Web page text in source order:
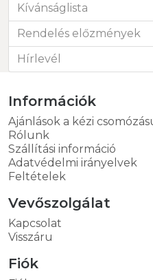
Kívánságlista
Rendelés előzmények
Hírlevél
Információk
Ajánlások a kézi
Rólunk
Szállítási információ
Adatvédelmi irányelvek
Feltételek
Vevőszolgálat
Kapcsolat
Visszáru
Fiók